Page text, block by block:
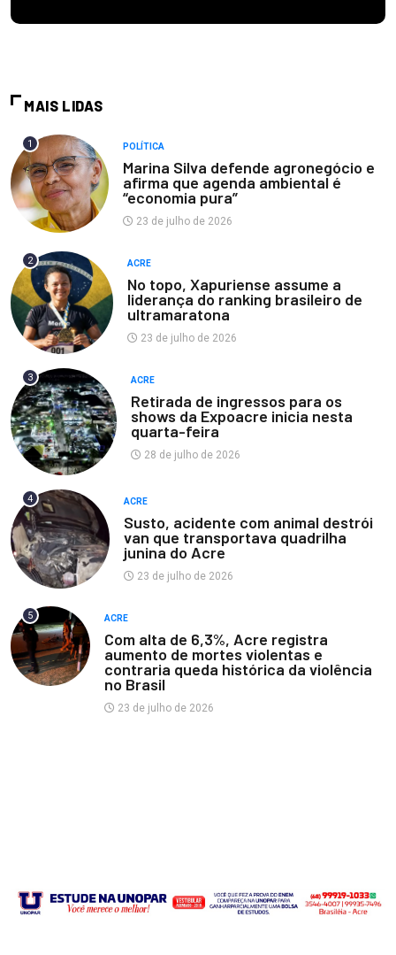
MAIS LIDAS
1 POLÍTICA
Marina Silva defende agronegócio e
afirma que agenda ambiental é
“economia pura”
23 de julho de 2026
2 ACRE
No topo, Xapuriense assume a
liderança do ranking brasileiro de
ultramaratona
23 de julho de 2026
3 ACRE
Retirada de ingressos para os
shows da Expoacre inicia nesta
quarta-feira
28 de julho de 2026
4 ACRE
Susto, acidente com animal destrói
van que transportava quadrilha
junina do Acre
23 de julho de 2026
5 ACRE
Com alta de 6,3%, Acre registra
aumento de mortes violentas e
contraria queda histórica da violência
no Brasil
23 de julho de 2026